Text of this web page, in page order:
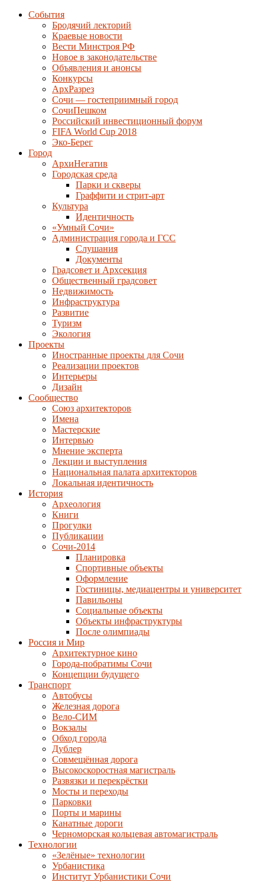
События
Бродячий лекторий
Краевые новости
Вести Минстроя РФ
Новое в законодательстве
Объявления и анонсы
Конкурсы
АрхРазрез
Сочи — гостеприимный город
СочиПешком
Российский инвестиционный форум
FIFA World Cup 2018
Эко-Берег
Город
АрхиНегатив
Городская среда
Парки и скверы
Граффити и стрит-арт
Культура
Идентичность
«Умный Сочи»
Администрация города и ГСС
Слушания
Документы
Градсовет и Архсекция
Общественный градсовет
Недвижимость
Инфраструктура
Развитие
Туризм
Экология
Проекты
Иностранные проекты для Сочи
Реализации проектов
Интерьеры
Дизайн
Сообщество
Союз архитекторов
Имена
Мастерские
Интервью
Мнение эксперта
Лекции и выступления
Национальная палата архитекторов
Локальная идентичность
История
Археология
Книги
Прогулки
Публикации
Сочи-2014
Планировка
Спортивные объекты
Оформление
Гостиницы, медиацентры и университет
Павильоны
Социальные объекты
Объекты инфраструктуры
После олимпиады
Россия и Мир
Архитектурное кино
Города-побратимы Сочи
Концепции будущего
Транспорт
Автобусы
Железная дорога
Вело-СИМ
Вокзалы
Обход города
Дублер
Совмещённая дорога
Высокоскоростная магистраль
Развязки и перекрёстки
Мосты и переходы
Парковки
Порты и марины
Канатные дороги
Черноморская кольцевая автомагистраль
Технологии
«Зелёные» технологии
Урбанистика
Институт Урбанистики Сочи